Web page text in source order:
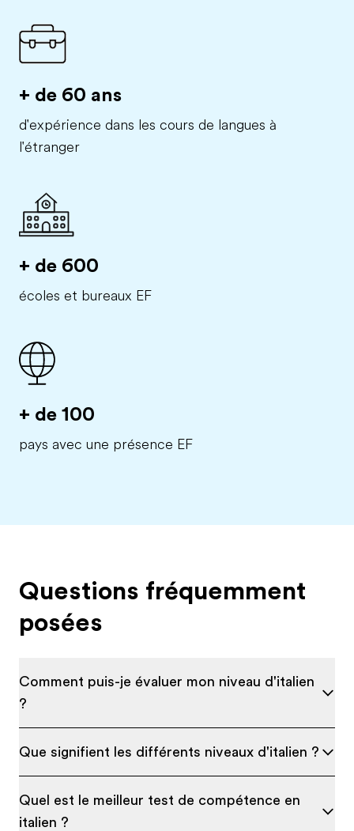
+ de 60 ans
d'expérience dans les cours de langues à
l'étranger
+ de 600
écoles et bureaux EF
+ de 100
pays avec une présence EF
Questions fréquemment
posées
Comment puis-je évaluer mon niveau d'italien
?
Que signifient les différents niveaux d'italien ?
Quel est le meilleur test de compétence en
italien ?